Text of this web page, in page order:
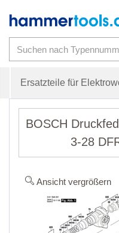
Ersatzteile für
BOSCH
3-28
Ansicht vergrößern